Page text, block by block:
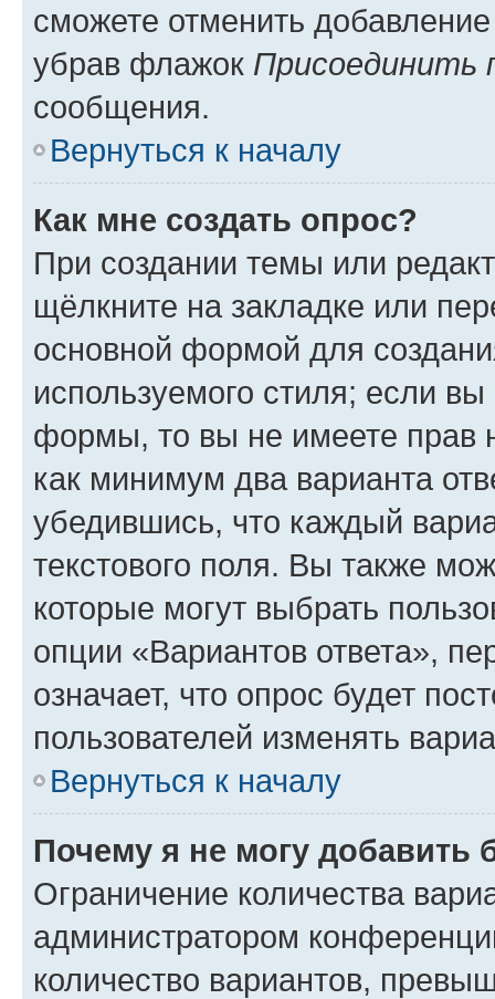
сможете отменить
убрав флажок Присоединить
сообщения.
Вернуться к началу
Как мне создать опрос?
При создании темы или
щёлкните на закладке или
основной формой для
используемого стиля; если
формы, то вы не имеете прав
как минимум два варианта
убедившись, что каждый
текстового поля. Вы также
которые могут выбрать
опции «Вариантов ответа»,
означает, что опрос будет
пользователей изменять
Вернуться к началу
Почему я не могу добавить
Ограничение количества
администратором
количество вариантов,